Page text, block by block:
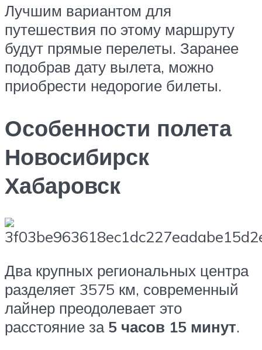
Лучшим вариантом для
путешествия по этому маршруту
будут прямые перелеты. Заранее
подобрав дату вылета, можно
приобрести недорогие билеты.
Особенности полета
Новосибирск
Хабаровск
Два крупных региональных центра
разделяет 3575 км, современный
лайнер преодолевает это
расстояние за 5 часов 15 минут.